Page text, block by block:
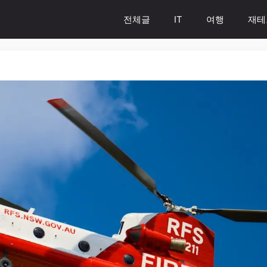
전체글 IT 여행 재